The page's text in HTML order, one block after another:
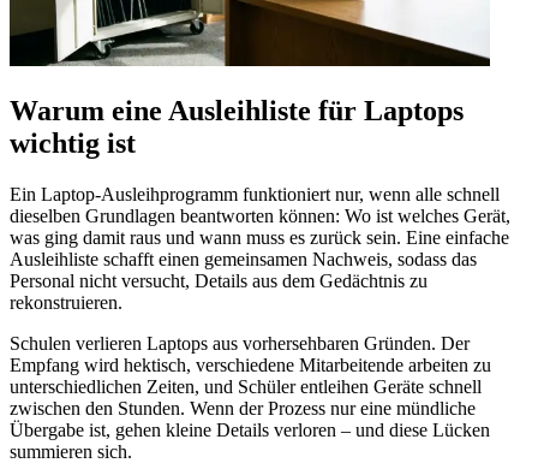
Warum eine Ausleihliste für Laptops
wichtig ist
Ein Laptop-Ausleihprogramm funktioniert nur, wenn alle schnell
dieselben Grundlagen beantworten können: Wo ist welches Gerät,
was ging damit raus und wann muss es zurück sein. Eine einfache
Ausleihliste schafft einen gemeinsamen Nachweis, sodass das
Personal nicht versucht, Details aus dem Gedächtnis zu
rekonstruieren.
Schulen verlieren Laptops aus vorhersehbaren Gründen. Der
Empfang wird hektisch, verschiedene Mitarbeitende arbeiten zu
unterschiedlichen Zeiten, und Schüler entleihen Geräte schnell
zwischen den Stunden. Wenn der Prozess nur eine mündliche
Übergabe ist, gehen kleine Details verloren – und diese Lücken
summieren sich.